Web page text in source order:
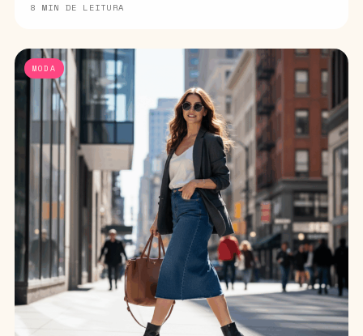
8 MIN DE LEITURA
MODA